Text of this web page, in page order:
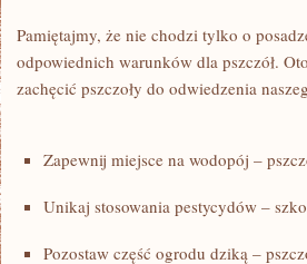
Pamiętajmy, że nie chodzi tylko o
odpowiednich warunków ‍dla pszczół.
zachęcić pszczoły do odwiedzenia
Zapewnij miejsce na wodopój​ –
Unikaj stosowania pestycydów –
Pozostaw ⁣część ogrodu dziką –